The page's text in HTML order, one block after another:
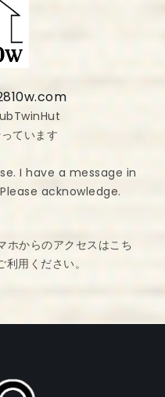
ています
I have a message in
acknowledge.
ホからのアクセスはこち
用ください。